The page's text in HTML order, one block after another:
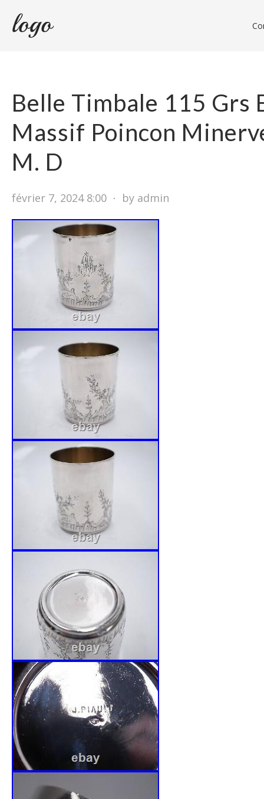
Belle Timbale 115 Grs
Massif Poincon
M. D
février 7, 2024 8:00 ⋅ by admin